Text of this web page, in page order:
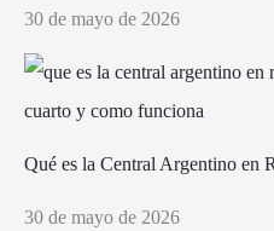
30 de mayo de 2026
Qué es la Central Argentino en
30 de mayo de 2026